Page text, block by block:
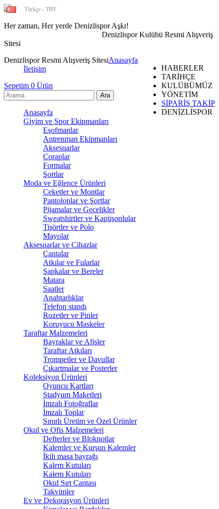
Her zaman, Her yerde Denizlispor Aşkı!
Denizlispor Kulübü Resmi Alışveriş
Sitesi
Denizlispor Resmi Alışveriş Sitesi
HABERLER
TARİHÇE
KULÜBÜMÜZ
YÖNETİM
SİPARİŞ TAKİP
DENİZLİSPOR
Türkçe - TRY
Anasayfa
İletişim
Sepetim 0 Ürün
Anasayfa
Giyim ve Spor Ekipmanları
Eşofmanlar
Antrenman Ekipmanları
Aksesuarlar
Çoraplar
Formalar
Şortlar
Moda ve Eğlence Ürünleri
Ceketler ve Montlar
Pantolonlar ve Şortlar
Pijamalar ve Gecelikler
Sweatshirtler ve Kapüşonlular
Tişörtler ve Polo
Mayolar
Aksesuarlar ve Cihazlar
Çantalar
Atkılar ve Fularlar
Şapkalar ve Bereler
Matara
Saatler
Anahtarlıklar
Telefon standı
Rozetler ve Pinler
Koruyucu Maskeler
Taraftar Malzemeleri
Bayraklar ve Afişler
Taraftar Atkıları
Trompetler ve Davullar
Çıkartmalar ve Posterler
Koleksiyon Ürünleri
Oyuncu Kartları
Stadyum Maketleri
İmzalı Fotoğraflar
İmzalı Toplar
Sınırlı Üretim ve Özel Ürünler
Okul ve Ofis Malzemeleri
Defterler ve Bloknotlar
Kalemler ve Kurşun Kalemler
İkili masa bayrağı
Kalem Kutuları
Kalem Kutuları
Okul Sırt Çantası
Takvimler
Ev ve Dekorasyon Ürünleri